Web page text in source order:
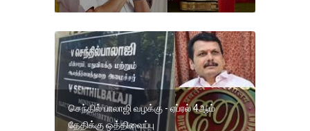
செந்தில் பாலாஜி வழக்கு - ஏப்ரல் 4ஆம்
தேதிக்கு ஒத்திவைப்பு